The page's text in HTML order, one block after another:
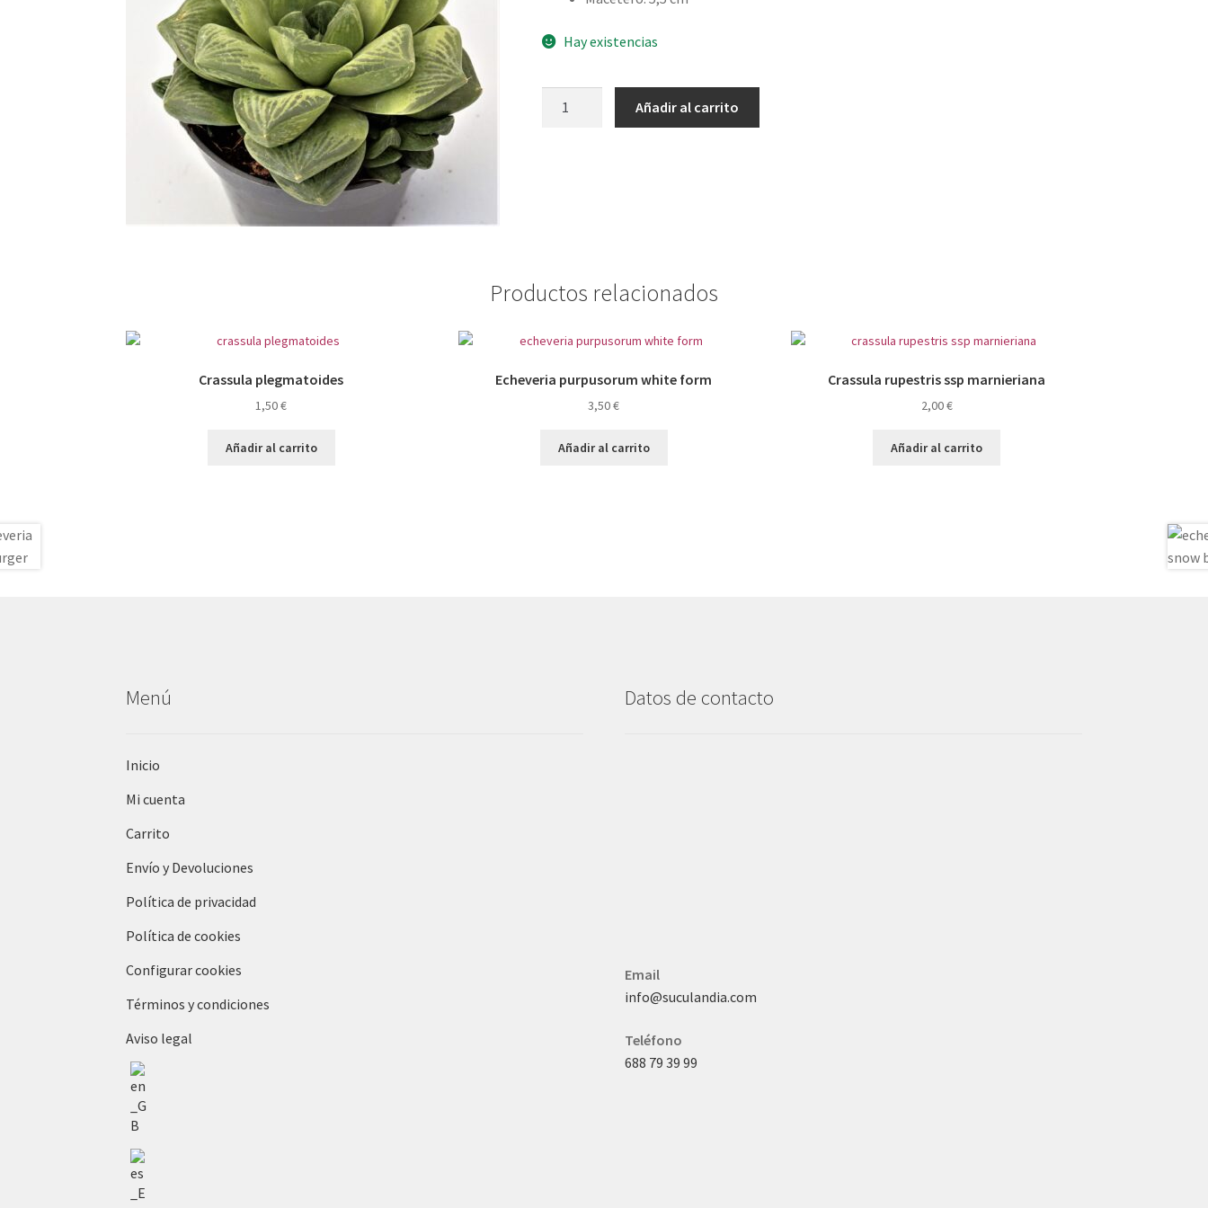
Hay existencias
Añadir al carrito
Productos relacionados
Crassula plegmatoides
1,50€
Añadir al carrito
Echeveria purpusorum white form
3,50€
Añadir al carrito
Crassula rupestris ssp marnieriana
2,00€
Añadir al carrito
Menú
Inicio
Mi cuenta
Carrito
Envío y Devoluciones
Política de privacidad
Política de cookies
Configurar cookies
Términos y condiciones
Aviso legal
Datos de contacto
Email
info@suculandia.com
Teléfono
688 79 39 99